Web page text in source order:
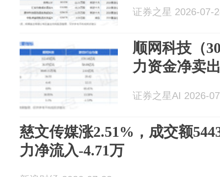
证券之星 2026-07-
顺网科技（
力资金净卖
证券之星AI 2026-
慈文传媒涨2.51%，成交额
力净流入-4.71万